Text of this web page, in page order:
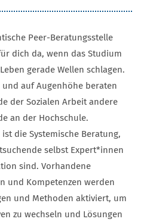
Peer-Beratungsstelle
dich da, wenn das Studium
gerade Wellen schlagen.
und auf Augenhöhe beraten
der Sozialen Arbeit andere
an der Hochschule.
die Systemische Beratung,
selbst Expert*innen
sind. Vorhandene
und Kompetenzen werden
und Methoden aktiviert, um
zu wechseln und Lösungen